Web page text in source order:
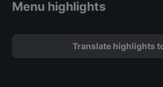
Menu highlights
Translate highlights